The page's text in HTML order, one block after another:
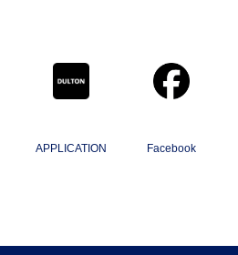
APPLICATION Facebook